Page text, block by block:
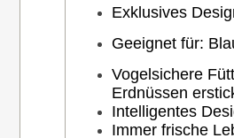
Exklusives
Geeignet für:
Vogelsichere
Erdnüssen
Intelligentes
Immer frische